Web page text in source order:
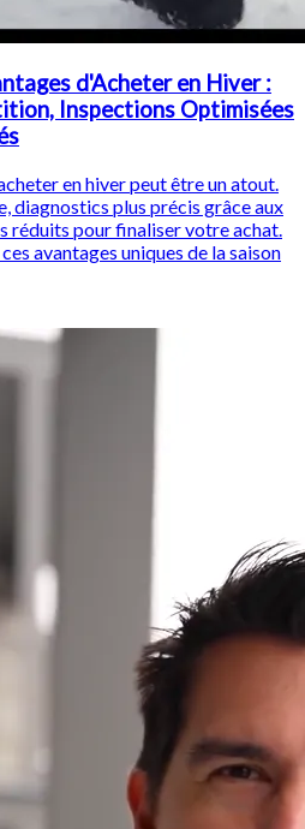
d'Acheter en Hiver :
Inspections Optimisées
en hiver peut être un atout.
diagnostics plus précis grâce aux
réduits pour finaliser votre achat.
avantages uniques de la saison